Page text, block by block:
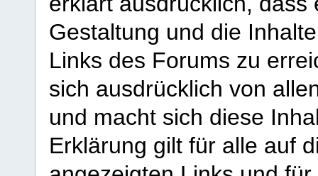
Gestaltung und die
Links des Forums zu
sich ausdrücklich von
und macht sich diese
Erklärung gilt für alle auf